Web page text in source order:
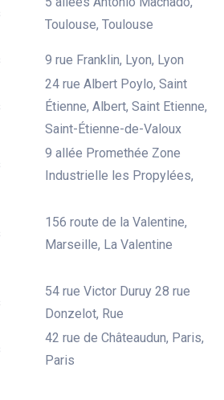
Toulouse, Toulouse
9 rue Franklin, Lyon, Lyon
24 rue Albert Poylo, Saint
Étienne, Albert, Saint Etienne,
Saint-Étienne-de-Valoux
9 allée Promethée Zone
Industrielle les Propylées,
156 route de la Valentine,
Marseille, La Valentine
54 rue Victor Duruy 28 rue
Donzelot, Rue
42 rue de Châteaudun, Paris,
Paris